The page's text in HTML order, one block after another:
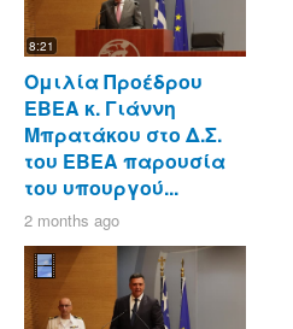
8:21
Ομιλία Προέδρου
ΕΒΕΑ κ. Γιάννη
Μπρατάκου στο Δ.Σ.
του ΕΒΕΑ παρουσία
του υπουργού...
2 months ago